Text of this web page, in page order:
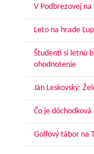
V Podbrezovej
Leto na hrade
Študenti si letnú
ohodnotenie
Ján Leskovský:
Čo je
Golfový tábor na